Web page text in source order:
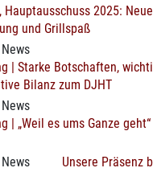
Hauptausschuss 2025:
und Grillspaß
News
| Starke Botschaften,
Bilanz zum DJHT
News
| „Weil es ums Ganze
News
Unsere Präsenz